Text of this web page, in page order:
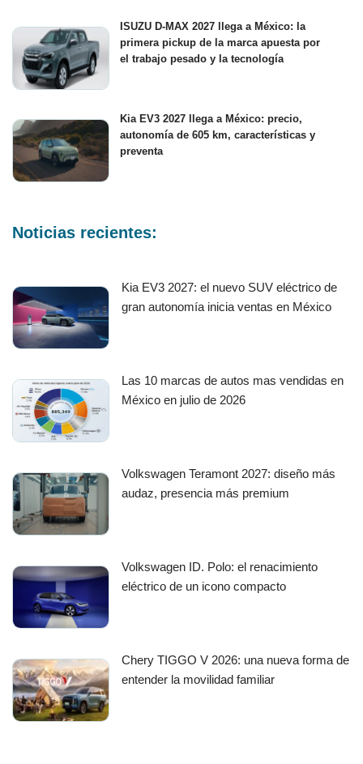
ISUZU D-MAX 2027 llega a México: la
primera pickup de la marca apuesta por
el trabajo pesado y la tecnología
Kia EV3 2027 llega a México: precio,
autonomía de 605 km, características y
preventa
Noticias recientes:
Kia EV3 2027: el nuevo SUV eléctrico de
gran autonomía inicia ventas en México
Las 10 marcas de autos mas vendidas en
México en julio de 2026
Volkswagen Teramont 2027: diseño más
audaz, presencia más premium
Volkswagen ID. Polo: el renacimiento
eléctrico de un icono compacto
Chery TIGGO V 2026: una nueva forma de
entender la movilidad familiar